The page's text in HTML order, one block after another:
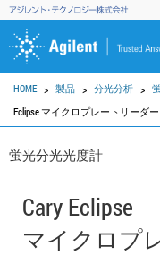
HOME 製品 分光分析
Eclipse マイクロプレートリーダー
蛍光分光光度計
Cary Eclipse
マイクロプ